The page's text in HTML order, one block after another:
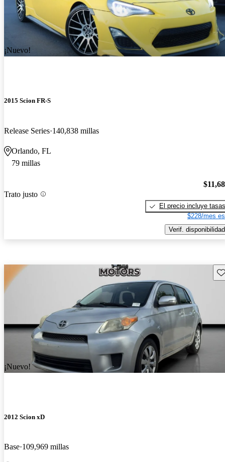
¡Nuevo!
2015 Scion FR-S
Release Series 140,838 millas
Orlando, FL
79 millas
Trato justo
El precio incluye tasas
$228/mes
Verif. disponibilidad
¡Nuevo!
2012 Scion xD
Base 109,969 millas